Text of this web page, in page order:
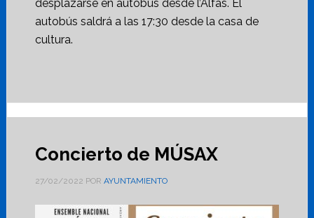
desplazarse en autobús desde l’Alfàs. El
autobús saldrá a las 17:30 desde la casa de
cultura.
Concierto de MÚSAX
27/02/2022 POR AYUNTAMIENTO